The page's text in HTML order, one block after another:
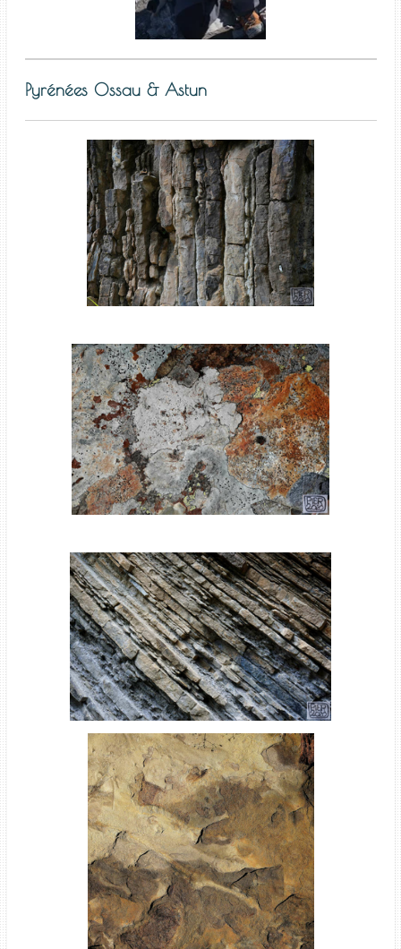
Pyrénées Ossau & Astun